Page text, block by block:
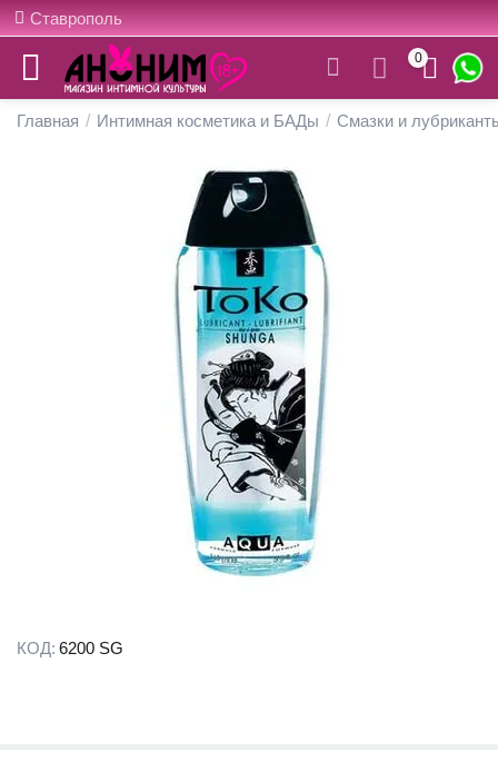
Ставрополь
0
Главная / Интимная косметика и БАДы / Смазки и
КОД: 6200 SG